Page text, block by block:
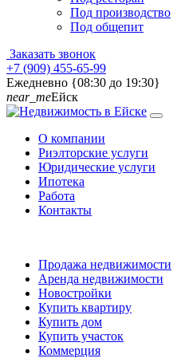
Под производство
Под общепит
Заказать звонок
+7 (909) 455-65-99
Ежедневно {08:30 до 19:30}
near_meЕйск
О компании
Риэлторские услуги
Юридические услуги
Ипотека
Работа
Контакты
Продажа недвижимости
Аренда недвижимости
Новостройки
Купить квартиру
Купить дом
Купить участок
Коммерция